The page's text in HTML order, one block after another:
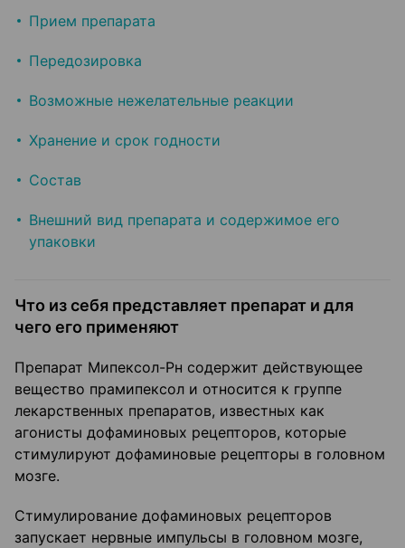
Прием препарата
Передозировка
Возможные нежелательные реакции
Хранение и срок годности
Состав
Внешний вид препарата и содержимое его
упаковки
Что из себя представляет препарат и для
чего его применяют
Препарат Мипексол-Рн содержит действующее
вещество прамипексол и относится к группе
лекарственных препаратов, известных как
агонисты дофаминовых рецепторов, которые
стимулируют дофаминовые рецепторы в головном
мозге.
Стимулирование дофаминовых рецепторов
запускает нервные импульсы в головном мозге,